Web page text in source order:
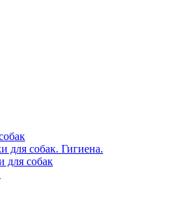
для собак. Гигиена.
для собак